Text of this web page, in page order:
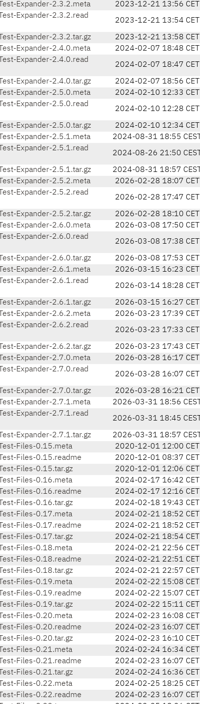
Test-Expander-2.3.2.meta
2023-12-21 13:56 CET
Test-Expander-2.3.2.read
2023-12-21 13:54 CET
Test-Expander-2.3.2.tar.gz 2023-12-21 13:58 CET
Test-Expander-2.4.0.meta
2024-02-07 18:48 CET
Test-Expander-2.4.0.read
2024-02-07 18:47 CET
Test-Expander-2.4.0.tar.gz 2024-02-07 18:56 CET
Test-Expander-2.5.0.meta
2024-02-10 12:33 CET
Test-Expander-2.5.0.read
2024-02-10 12:28 CET
Test-Expander-2.5.0.tar.gz 2024-02-10 12:34 CET
Test-Expander-2.5.1.meta
2024-08-31 18:55 CEST
Test-Expander-2.5.1.read
2024-08-26 21:50 CEST
Test-Expander-2.5.1.tar.gz 2024-08-31 18:57 CEST
Test-Expander-2.5.2.meta
2026-02-28 18:07 CET
Test-Expander-2.5.2.read
2026-02-28 17:47 CET
Test-Expander-2.5.2.tar.gz 2026-02-28 18:10 CET
Test-Expander-2.6.0.meta
2026-03-08 17:50 CET
Test-Expander-2.6.0.read
2026-03-08 17:38 CET
Test-Expander-2.6.0.tar.gz 2026-03-08 17:53 CET
Test-Expander-2.6.1.meta
2026-03-15 16:23 CET
Test-Expander-2.6.1.read
2026-03-14 18:28 CET
Test-Expander-2.6.1.tar.gz 2026-03-15 16:27 CET
Test-Expander-2.6.2.meta
2026-03-23 17:39 CET
Test-Expander-2.6.2.read
2026-03-23 17:33 CET
Test-Expander-2.6.2.tar.gz 2026-03-23 17:43 CET
Test-Expander-2.7.0.meta
2026-03-28 16:17 CET
Test-Expander-2.7.0.read
2026-03-28 16:07 CET
Test-Expander-2.7.0.tar.gz 2026-03-28 16:21 CET
Test-Expander-2.7.1.meta
2026-03-31 18:56 CEST
Test-Expander-2.7.1.read
2026-03-31 18:45 CEST
Test-Expander-2.7.1.tar.gz 2026-03-31 18:57 CEST
Test-Files-0.15.meta
2020-12-01 12:00 CET
Test-Files-0.15.readme
2020-12-01 08:37 CET
Test-Files-0.15.tar.gz
2020-12-01 12:06 CET
Test-Files-0.16.meta
2024-02-17 16:42 CET
Test-Files-0.16.readme
2024-02-17 12:16 CET
Test-Files-0.16.tar.gz
2024-02-18 19:43 CET
Test-Files-0.17.meta
2024-02-21 18:52 CET
Test-Files-0.17.readme
2024-02-21 18:52 CET
Test-Files-0.17.tar.gz
2024-02-21 18:54 CET
Test-Files-0.18.meta
2024-02-21 22:56 CET
Test-Files-0.18.readme
2024-02-21 22:51 CET
Test-Files-0.18.tar.gz
2024-02-21 22:57 CET
Test-Files-0.19.meta
2024-02-22 15:08 CET
Test-Files-0.19.readme
2024-02-22 15:07 CET
Test-Files-0.19.tar.gz
2024-02-22 15:11 CET
Test-Files-0.20.meta
2024-02-23 16:08 CET
Test-Files-0.20.readme
2024-02-23 16:07 CET
Test-Files-0.20.tar.gz
2024-02-23 16:10 CET
Test-Files-0.21.meta
2024-02-24 16:34 CET
Test-Files-0.21.readme
2024-02-23 16:07 CET
Test-Files-0.21.tar.gz
2024-02-24 16:36 CET
Test-Files-0.22.meta
2024-02-25 18:25 CET
Test-Files-0.22.readme
2024-02-23 16:07 CET